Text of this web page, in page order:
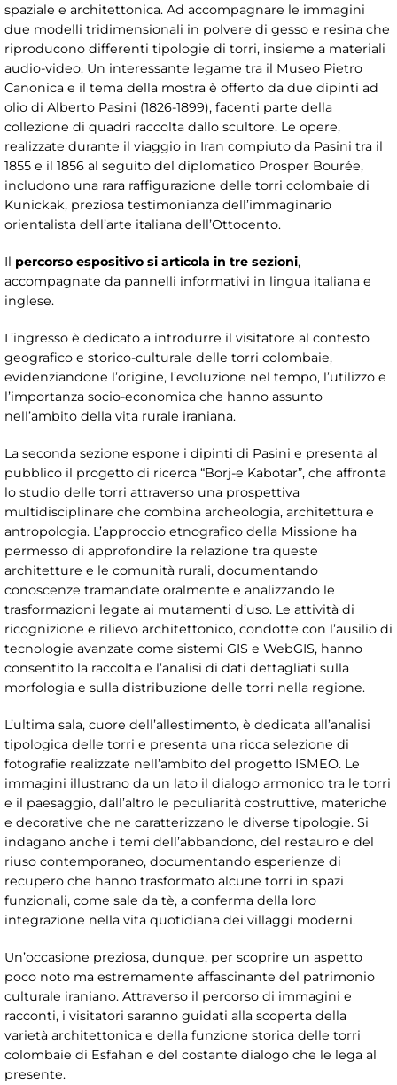
spaziale e architettonica. Ad accompagnare le immagini
due modelli tridimensionali in polvere di gesso e resina che
riproducono differenti tipologie di torri, insieme a materiali
audio-video. Un interessante legame tra il Museo Pietro
Canonica e il tema della mostra è offerto da due dipinti ad
olio di Alberto Pasini (1826-1899), facenti parte della
collezione di quadri raccolta dallo scultore. Le opere,
realizzate durante il viaggio in Iran compiuto da Pasini tra il
1855 e il 1856 al seguito del diplomatico Prosper Bourée,
includono una rara raffigurazione delle torri colombaie di
Kunickak, preziosa testimonianza dell’immaginario
orientalista dell’arte italiana dell’Ottocento.
Il percorso espositivo si articola in tre sezioni,
accompagnate da pannelli informativi in lingua italiana e
inglese.
L’ingresso è dedicato a introdurre il visitatore al contesto
geografico e storico-culturale delle torri colombaie,
evidenziandone l’origine, l’evoluzione nel tempo, l’utilizzo e
l’importanza socio-economica che hanno assunto
nell’ambito della vita rurale iraniana.
La seconda sezione espone i dipinti di Pasini e presenta al
pubblico il progetto di ricerca “Borj-e Kabotar”, che affronta
lo studio delle torri attraverso una prospettiva
multidisciplinare che combina archeologia, architettura e
antropologia. L’approccio etnografico della Missione ha
permesso di approfondire la relazione tra queste
architetture e le comunità rurali, documentando
conoscenze tramandate oralmente e analizzando le
trasformazioni legate ai mutamenti d’uso. Le attività di
ricognizione e rilievo architettonico, condotte con l’ausilio di
tecnologie avanzate come sistemi GIS e WebGIS, hanno
consentito la raccolta e l’analisi di dati dettagliati sulla
morfologia e sulla distribuzione delle torri nella regione.
L’ultima sala, cuore dell’allestimento, è dedicata all’analisi
tipologica delle torri e presenta una ricca selezione di
fotografie realizzate nell’ambito del progetto ISMEO. Le
immagini illustrano da un lato il dialogo armonico tra le torri
e il paesaggio, dall’altro le peculiarità costruttive, materiche
e decorative che ne caratterizzano le diverse tipologie. Si
indagano anche i temi dell’abbandono, del restauro e del
riuso contemporaneo, documentando esperienze di
recupero che hanno trasformato alcune torri in spazi
funzionali, come sale da tè, a conferma della loro
integrazione nella vita quotidiana dei villaggi moderni.
Un’occasione preziosa, dunque, per scoprire un aspetto
poco noto ma estremamente affascinante del patrimonio
culturale iraniano. Attraverso il percorso di immagini e
racconti, i visitatori saranno guidati alla scoperta della
varietà architettonica e della funzione storica delle torri
colombaie di Esfahan e del costante dialogo che le lega al
presente.